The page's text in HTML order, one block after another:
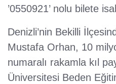
’0550921’ nolu bilete
Denizli’nin Bekilli
Mustafa Orhan, 10
numaralı rakamla kıl
Üniversitesi Beden